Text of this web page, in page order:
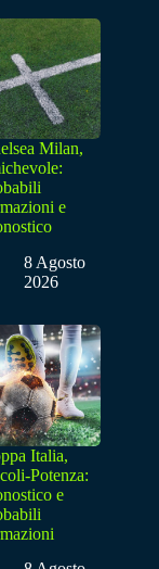
Milan,
e
8 Agosto
2026
Italia,
Potenza:
e